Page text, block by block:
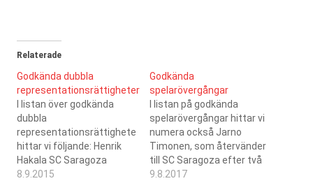
Relaterade
Godkända dubbla
representationsrättigheter
I listan över godkända
dubbla
representationsrättigheter
hittar vi följande: Henrik
Hakala SC Saragoza
M5DIV SB Vaasa
8.9.2015
Godkända
spelarövergångar
I listan på godkända
spelarövergångar hittar vi
numera också Jarno
Timonen, som återvänder
till SC Saragoza efter två
år i SB Vaasa. Jarno är
9.8.2017